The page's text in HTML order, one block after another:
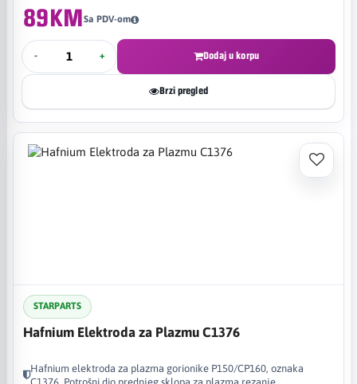
89KMSa PDV-om
- + Dodaj u korpu
Brzi pregled
STARPARTS
Hafnium Elektroda za Plazmu C1376
Hafnium elektroda za plazma gorionike P150/CP160, oznaka
C1376. Potrošni dio prednjeg sklopa za plazma rezanje.